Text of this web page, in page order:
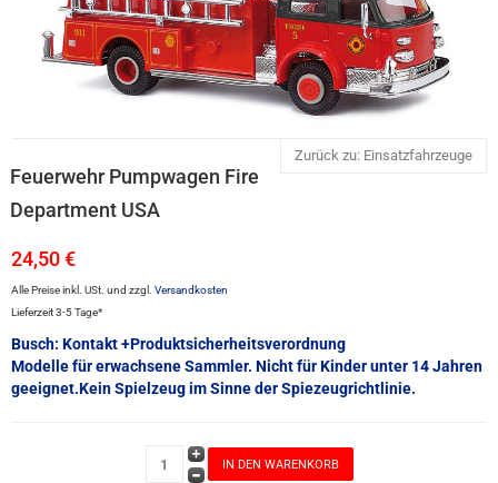
Zurück zu: Einsatzfahrzeuge
Feuerwehr Pumpwagen Fire
Department USA
24,50 €
Alle Preise inkl. USt. und zzgl. Versandkosten
Lieferzeit 3-5 Tage*
Busch: Kontakt +Produktsicherheitsverordnung
Modelle für erwachsene Sammler. Nicht für Kinder unter 14 Jahren
geeignet.Kein Spielzeug im Sinne der Spiezeugrichtlinie.